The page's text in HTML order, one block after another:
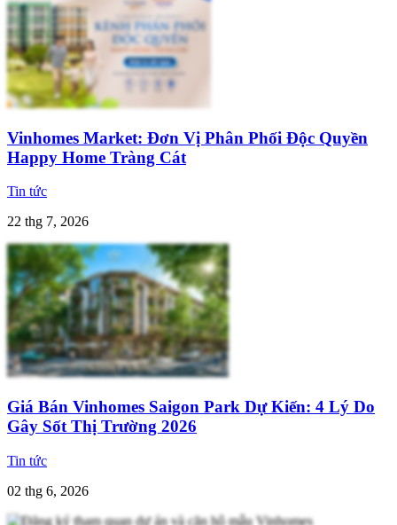
Vinhomes Market: Đơn Vị Phân Phối Độc Quyền
Happy Home Tràng Cát
Tin tức
22 thg 7, 2026
Giá Bán Vinhomes Saigon Park Dự Kiến: 4 Lý Do
Gây Sốt Thị Trường 2026
Tin tức
02 thg 6, 2026